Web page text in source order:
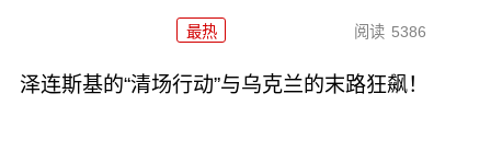
最热 阅读 5386
泽连斯基的“清场行动”与乌克兰的末路狂飙！